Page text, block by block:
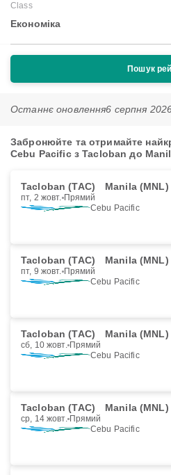
Class
Економіка
Пошук
Останнє оновлення6 серпня
Забронюйте та отримайте
Cebu Pacific з Tacloban до
Tacloban (TAC) Manila (MNL)
пт, 2 жовт. Прямий
Cebu Pacific
Tacloban (TAC) Manila (MNL)
пт, 9 жовт. Прямий
Cebu Pacific
Tacloban (TAC) Manila (MNL)
сб, 10 жовт. Прямий
Cebu Pacific
Tacloban (TAC) Manila (MNL)
ср, 14 жовт. Прямий
Cebu Pacific